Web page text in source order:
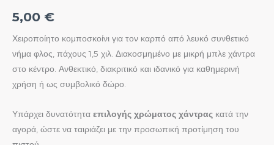
5,00 €
Χειροποίητο κομποσκοίνι για τον καρπό από λευκό συνθετικό
νήμα φλος, πάχους 1,5 χιλ. Διακοσμημένο με μικρή μπλε χάντρα
στο κέντρο. Ανθεκτικό, διακριτικό και ιδανικό για καθημερινή
χρήση ή ως συμβολικό δώρο.
Υπάρχει δυνατότητα επιλογής χρώματος χάντρας κατά την
αγορά, ώστε να ταιριάζει με την προσωπική προτίμηση του